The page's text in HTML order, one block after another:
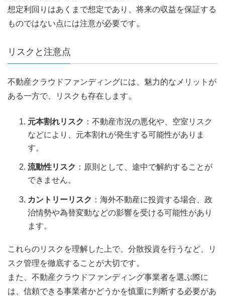
想定利回りはあくまで想定であり、将来の収益を保証する
ものではない点には注意が必要です。
リスクと注意点
不動産クラウドファンディングには、魅力的なメリットが
ある一方で、リスクも存在します。
元本割れリスク ：不動産市況の悪化や、空室リスク
などにより、元本割れが発生する可能性がありま
す。
流動性リスク ：原則として、途中で解約することが
できません。
カントリーリスク ：海外不動産に投資する場合、政
治情勢や為替変動などの影響を受ける可能性があり
ます。
これらのリスクを理解した上で、分散投資を行うなど、リ
スク管理を徹底することが大切です。
また、不動産クラウドファンディング事業者を選ぶ際に
は、信頼できる事業者かどうかを慎重に判断する必要があ